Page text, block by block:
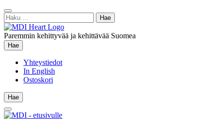
Siirry
sisältöön
Sulje
hae
Haku:
Paremmin kehittyvää ja kehittävää Suomea
Hae
Hae
Yhteystiedot
In English
Ostoskori
Hae
Hae
Main
Menu